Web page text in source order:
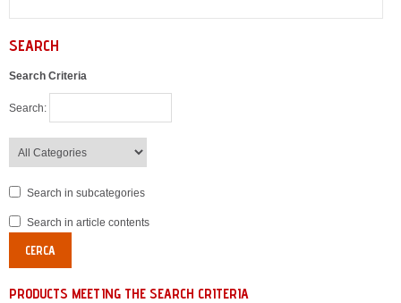
SEARCH
Search Criteria
Search:
Search in subcategories
Search in article contents
PRODUCTS MEETING THE SEARCH CRITERIA